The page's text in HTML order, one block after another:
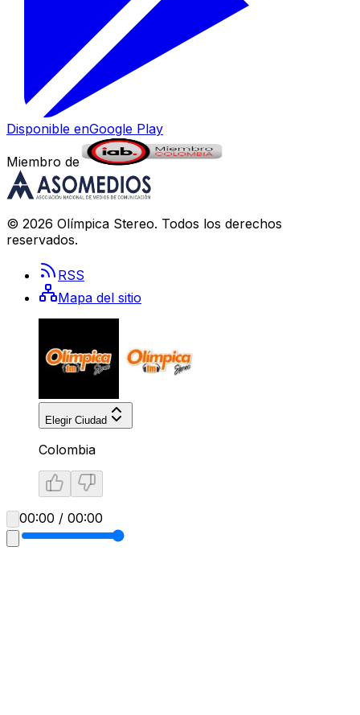
Disponible enGoogle Play
Miembro de
© 2026 Olímpica Stereo. Todos los derechos
reservados.
RSS
Mapa del sitio
Elegir Ciudad
Colombia
00:00 / 00:00